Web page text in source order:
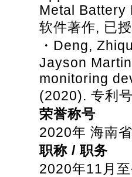
Metal Battery
软件著作, 已
・Deng,
Jayson
monitoring
(2020). 专利
荣誉称号
2020年 海南
职称 / 职务
2020年11月